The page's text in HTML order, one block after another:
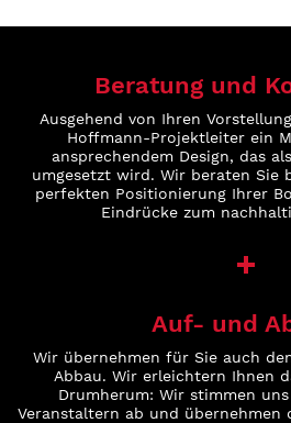
Beratung und
Ausgehend von Ihren
Hoffmann-Projektleiter ein
ansprechendem Design, das
umgesetzt wird. Wir beraten Sie
perfekten Positionierung Ihrer
Eindrücke zum
Auf- und
Wir übernehmen für Sie auch
Abbau. Wir erleichtern Ihnen
Drumherum: Wir stimmen
Veranstaltern ab und übernehmen